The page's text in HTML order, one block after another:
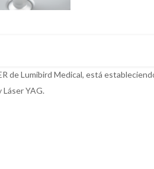
de Lumibird Medical, está
YAG.